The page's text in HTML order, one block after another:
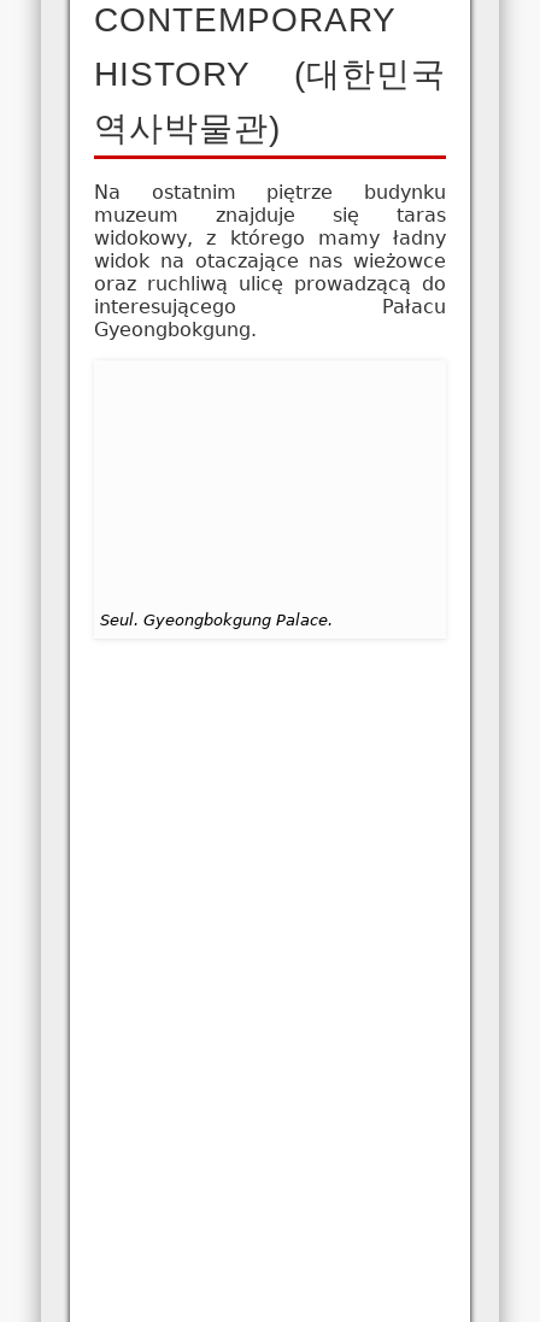
CONTEMPORARY
HISTORY (대한민국
역사박물관)
Na ostatnim piętrze budynku
muzeum znajduje się taras
widokowy, z którego mamy ładny
widok na otaczające nas wieżowce
oraz ruchliwą ulicę prowadzącą do
interesującego Pałacu
Gyeongbokgung.
Seul. Gyeongbokgung Palace.